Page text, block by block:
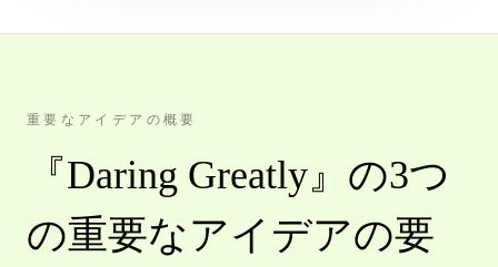
重要なアイデアの概要
『Daring Greatly』の3つ
の重要なアイデアの要